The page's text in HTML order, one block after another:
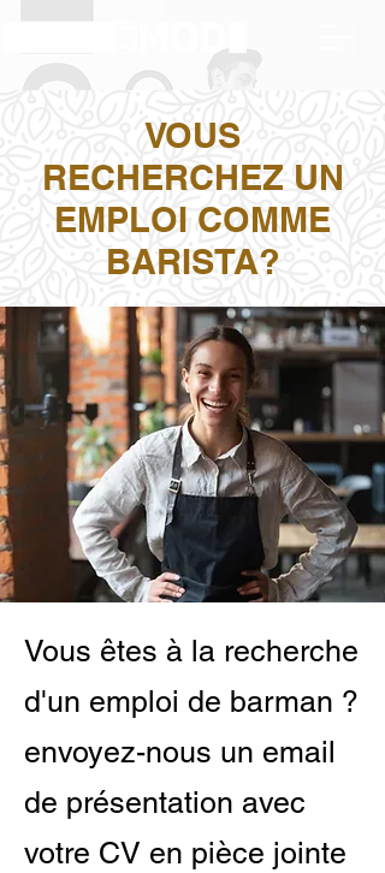
VOUS
RECHERCHEZ UN
EMPLOI COMME
BARISTA?
Vous êtes à la recherche
d'un emploi de barman ?
envoyez-nous un email
de présentation avec
votre CV en pièce jointe